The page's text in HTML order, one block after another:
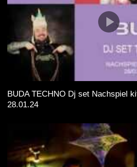
BUDA TECHNO Dj set Nachspiel
28.01.24